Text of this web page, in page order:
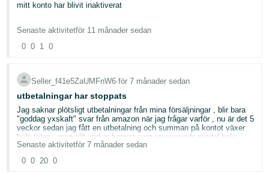
mitt konto har blivit inaktiverat
Senaste aktivitetför 11 månader sedan
0 0 1 0
Seller_f41e5ZaUMFnW6∙för 7 månader sedan
utbetalningar har stoppats
Jag saknar plötsligt utbetalningar från mina försäljningar , blir bara
"goddag yxskaft" svar från amazon när jag frågar varför , nu är det 5
veckor sedan jag fått en utbetalning och summan på kontot växer
hela tiden , men allt verkar hamna som reserverade medel hela
tiden. Har funkat utmärkt i flera år innan med utbetalningar var 14:e
problem med "Hälsostatus" på något konto ( förutom det italienska -
Senaste aktivitetför 7 månader sedan
0 0 20 0